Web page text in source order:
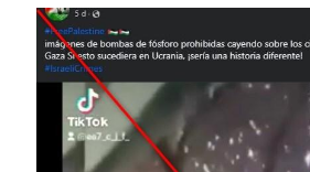
Image